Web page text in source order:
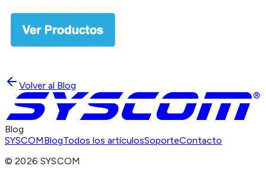
Volver al Blog
Blog
SYSCOMBlogTodos los artículosSoporteContacto
©2026 SYSCOM